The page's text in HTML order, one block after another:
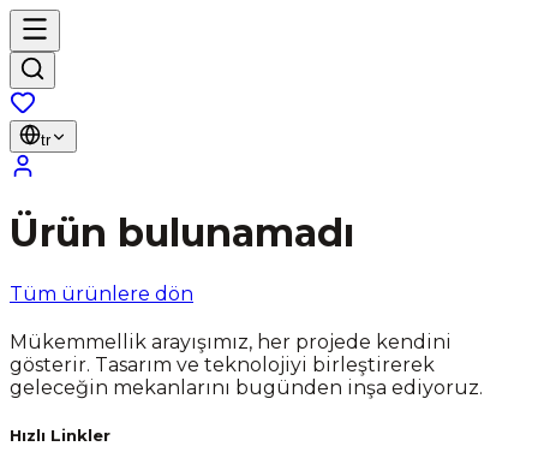
tr
Ürün bulunamadı
Tüm ürünlere dön
Mükemmellik arayışımız, her projede kendini
gösterir. Tasarım ve teknolojiyi birleştirerek
geleceğin mekanlarını bugünden inşa ediyoruz.
Hızlı Linkler